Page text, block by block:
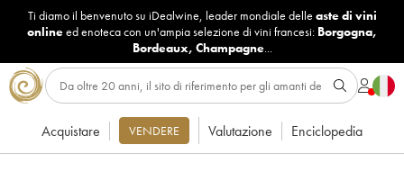
Ti diamo il benvenuto su iDealwine, leader mondiale delle aste di vini
onlineed enoteca con un'ampia selezione di vini francesi: Borgogna,
Bordeaux, Champagne...
Acquistare VENDERE Valutazione Enciclopedia